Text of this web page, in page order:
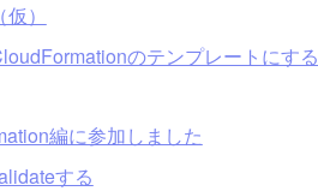
）
のテンプレートにする
編に参加しました
する